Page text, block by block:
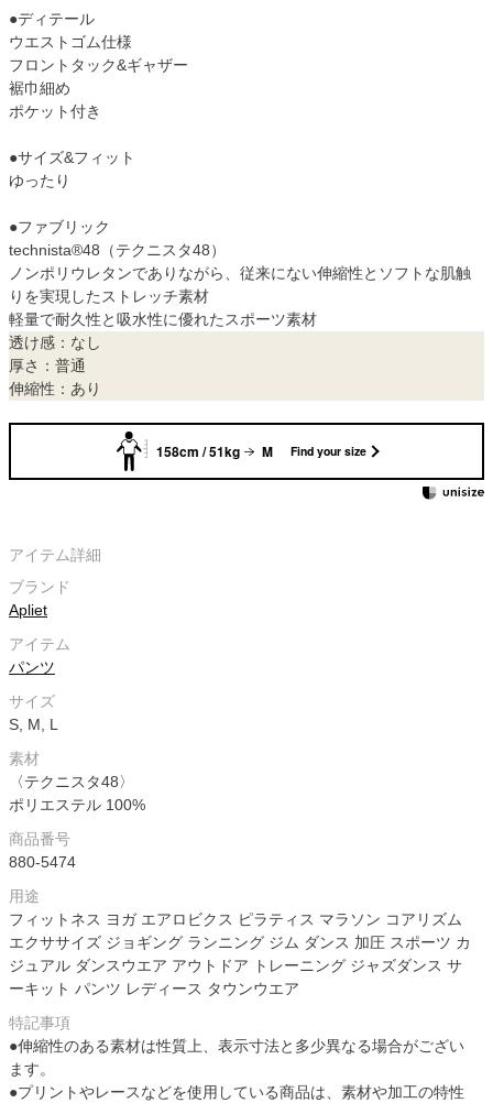
●ディテール
ウエストゴム仕様
フロントタック&ギャザー
裾巾細め
ポケット付き
●サイズ&フィット
ゆったり
●ファブリック
technista®48（テクニスタ48）
ノンポリウレタンでありながら、従来にない伸縮性とソフトな肌触
りを実現したストレッチ素材
軽量で耐久性と吸水性に優れたスポーツ素材
透け感：なし
厚さ：普通
伸縮性：あり
158cm / 51kg M Find your size
アイテム詳細
ブランド
Apliet
アイテム
パンツ
サイズ
S, M, L
素材
〈テクニスタ48〉
ポリエステル 100%
商品番号
880-5474
用途
フィットネス ヨガ エアロビクス ピラティス マラソン コアリズム
エクササイズ ジョギング ランニング ジム ダンス 加圧 スポーツ カ
ジュアル ダンスウエア アウトドア トレーニング ジャズダンス サ
ーキット パンツ レディース タウンウエア
特記事項
●伸縮性のある素材は性質上、表示寸法と多少異なる場合がござい
ます。
●プリントやレースなどを使用している商品は、素材や加工の特性